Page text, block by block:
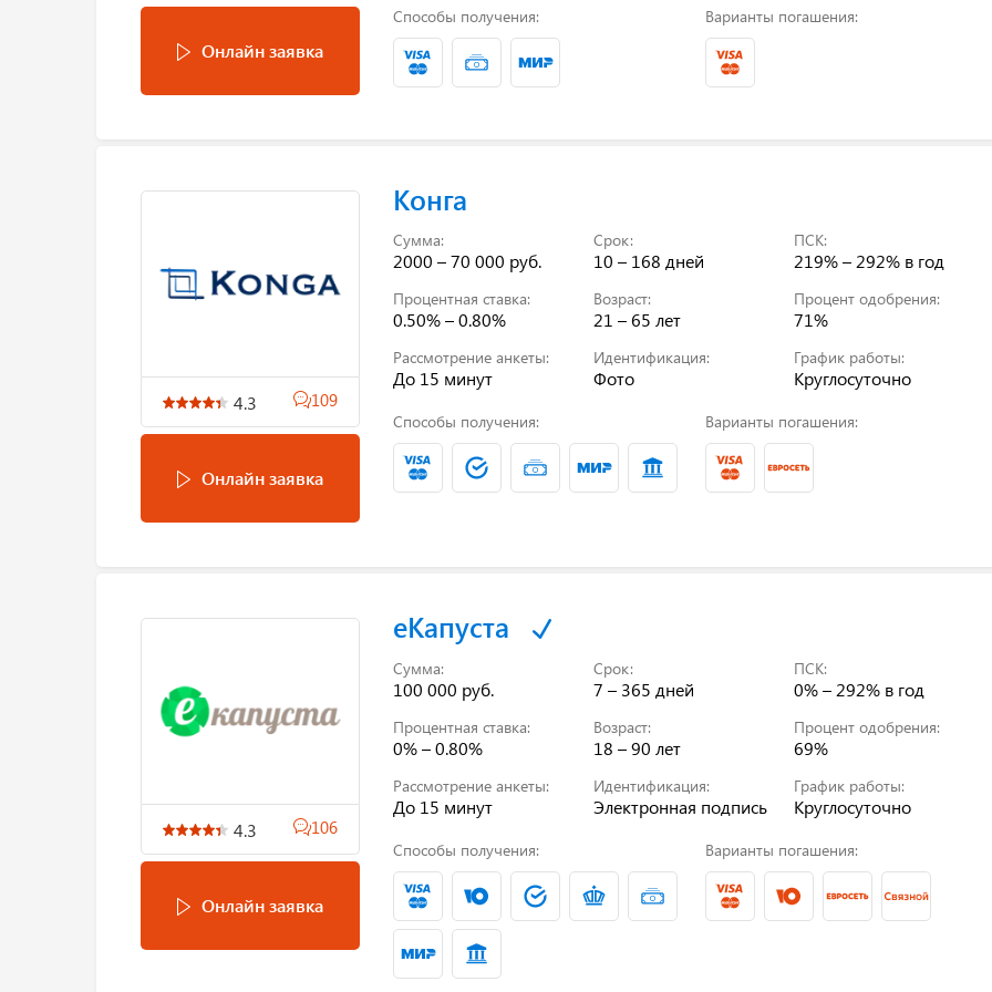
Онлайн заявка
Способы получения: Варианты погашения:
4.3 109
Онлайн заявка
Конга
Сумма:
2000 – 70 000 руб.
Срок:
10 – 168 дней
ПСК:
219% – 292% в год
Процентная ставка:
0.50% – 0.80%
Возраст:
21 – 65 лет
Процент одобрения:
71%
Рассмотрение анкеты:
До 15 минут
Идентификация:
Фото
График работы:
Круглосуточно
Способы получения: Варианты погашения:
4.3 106
Онлайн заявка
еКапуста
Сумма:
100 000 руб.
Срок:
7 – 365 дней
ПСК:
0% – 292% в год
Процентная ставка:
0% – 0.80%
Возраст:
18 – 90 лет
Процент одобрения:
69%
Рассмотрение анкеты:
До 15 минут
Идентификация:
Электронная подпись
График работы:
Круглосуточно
Способы получения: Варианты погашения: